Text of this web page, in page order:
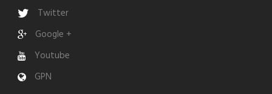
Twitter
Google +
Youtube
GPN